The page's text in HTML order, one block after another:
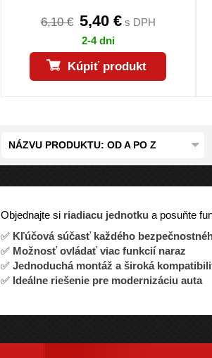
6,10 € 5,40 €s DPH
2-4 dni
Kúpiť produkt
NÁZVU PRODUKTU: OD A PO Z
Objednajte si riadiacu jednotku a posuňte
✅ Kľúčová súčasť každého
✅ Možnosť ovládať viac funkcií naraz
✅ Jednoduchá montáž a široká
✅ Ideálne riešenie pre modernizáciu auta